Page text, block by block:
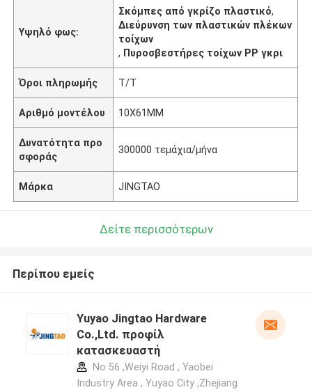
Υψηλό φως:
Σκόμπες από γκρίζο πλαστικό,
Διεύρυνση των πλαστικών πλέκων
τοίχων
, Πυροσβεστήρες τοίχων PP γκρι
Όροι πληρωμής Τ/Τ
Αριθμό μοντέλου 10X61MM
Δυνατότητα προ
σφοράς
300000 τεμάχια/μήνα
Μάρκα JINGTAO
Δείτε περισσότερων
Περίπου εμείς
Yuyao Jingtao Hardware
Co.,Ltd. προφίλ
κατασκευαστή
No 56 ,Weiyi Road , Yaobei
Industry Area , Yuyao City ,Zhejiang